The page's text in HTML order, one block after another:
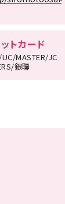
トカード
MASTER/JC
銀聯